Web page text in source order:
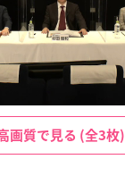
画質で見る (全3枚)